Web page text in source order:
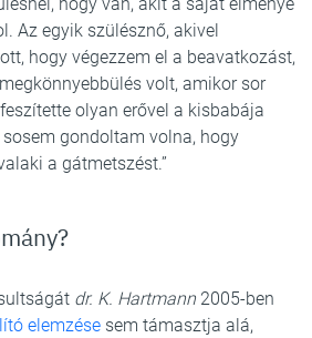
Az egyik szülésznő, akivel
hogy végezzem el a beavatkozást,
volt, amikor sor
olyan erővel a kisbabája
gondoltam volna, hogy
a gátmetszést.”
dr. K. Hartmann 2005-ben
elemzése sem támasztja alá,